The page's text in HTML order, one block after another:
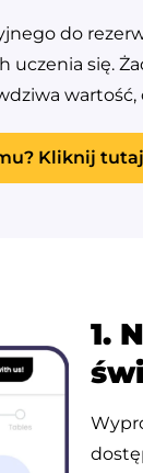
do
uczenia się.
wartość,
Kliknij
1.